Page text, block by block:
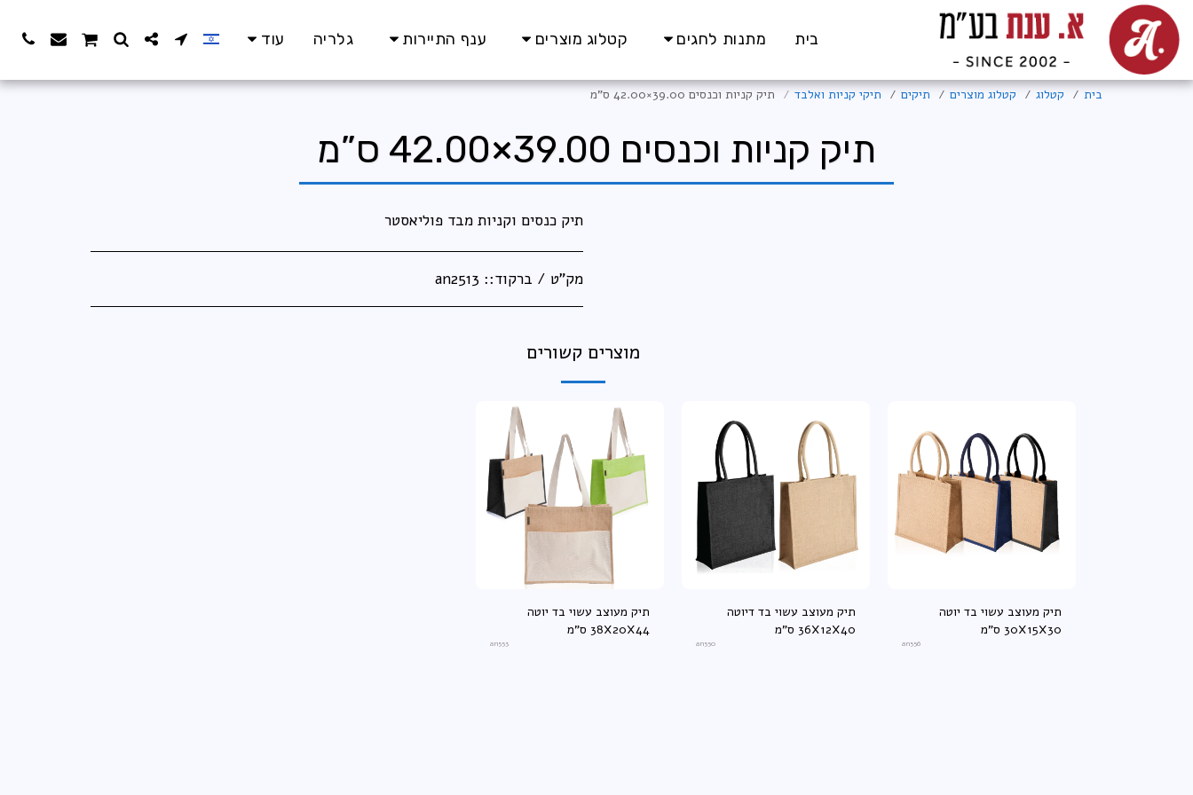
בית מתנות לחגים קטלוג מוצרים ענף התיירות גלריה עוד
בית קטלוג קטלוג מוצרים תיקים תיקי קניות ואלבד תיק קניות וכנסים 39.00×42.00 ס”מ
תיק קניות וכנסים 39.00×42.00 ס”מ
תיק כנסים וקניות מבד פוליאסטר
מק"ט / ברקוד:: an2513
מוצרים קשורים
תיק מעוצב עשוי בד יוטה
30X15X30 ס"מ
an556
תיק מעוצב עשוי בד דיוטה
36X12X40 ס"מ
an550
תיק מעוצב עשוי בד יוטה
38X20X44 ס"מ
an553